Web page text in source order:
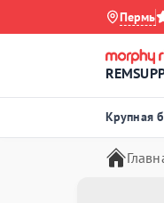
Пермь
Крупная